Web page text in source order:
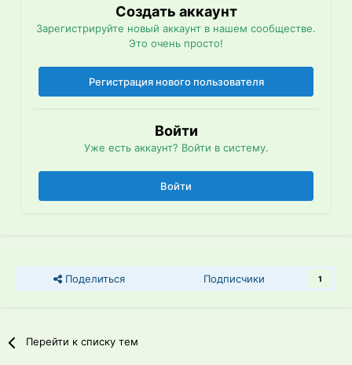
Создать аккаунт
Зарегистрируйте новый аккаунт в нашем сообществе.
Это очень просто!
Регистрация нового пользователя
Войти
Уже есть аккаунт? Войти в систему.
Войти
Поделиться Подписчики 1
Перейти к списку тем